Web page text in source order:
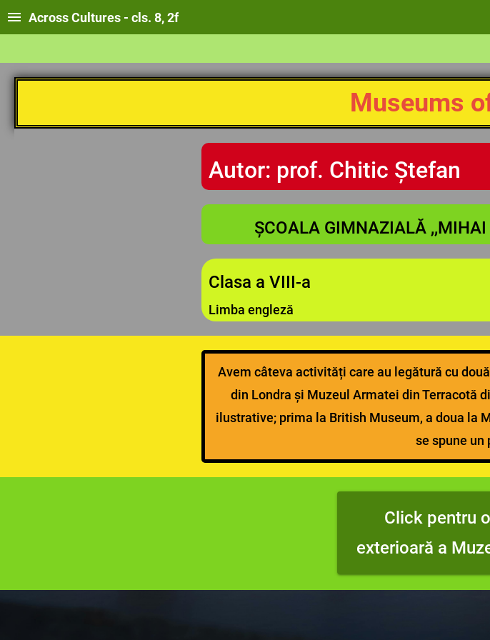
Across Cultures - cls. 8, 2f
Museums
Autor: prof. Chitic Ștefan
ȘCOALA GIMNAZIALĂ
Clasa a VIII-a
Limba engleză
Avem câteva activități care au legătură cu
din Londra și Muzeul Armatei din Terracotă
ilustrative; prima la British Museum, a doua la
se spune un
Click pentru
exterioară a